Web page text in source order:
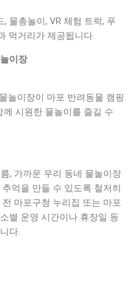
물총놀이, VR 체험 트럭, 푸
먹거리가 제공됩니다.
이장
놀이장이 마포 반려동물 캠핑
시원한 물놀이를 즐길 수
, 가까운 우리 동네 물놀이장
억을 만들 수 있도록 철저히
마포구청 누리집 또는 마포
별 운영 시간이나 휴장일 등
다.